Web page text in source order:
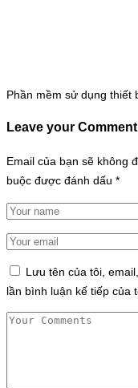
Phần mềm sử dụng thiết
Leave your Comment
Email của bạn sẽ không
buộc được đánh dấu *
Lưu tên của tôi,
lần bình luận kế tiếp của